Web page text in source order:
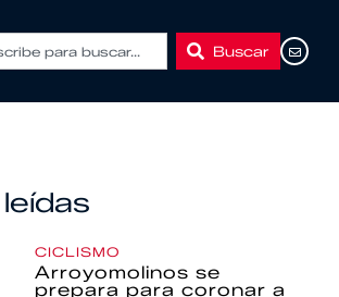
Buscar
CICLISMO
Arroyomolinos se
prepara para coronar a